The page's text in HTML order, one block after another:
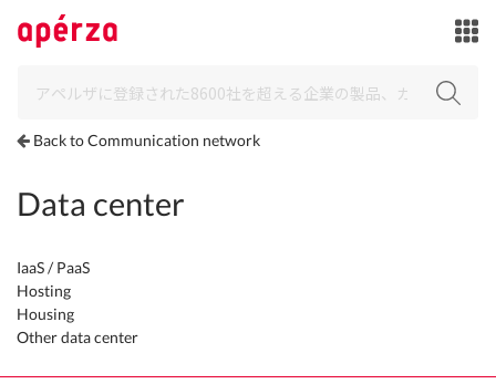
Back to Communication network
Data center
IaaS / PaaS
Hosting
Housing
Other data center